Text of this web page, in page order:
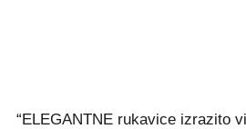
“ELEGANTNE rukavice izrazito